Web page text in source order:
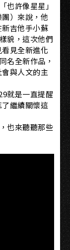
也許像星星」
）來說，他
吉他手小蘇
貌，這次他們
見全新進化
名全新作品，
與人文的主
就是一直提醒
繼續關懷這
也來聽聽那些